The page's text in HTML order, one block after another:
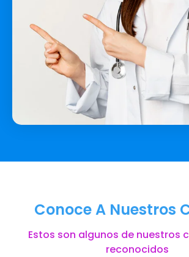
Conoce A Nuestros
Estos son algunos de nuestros
reconocidos